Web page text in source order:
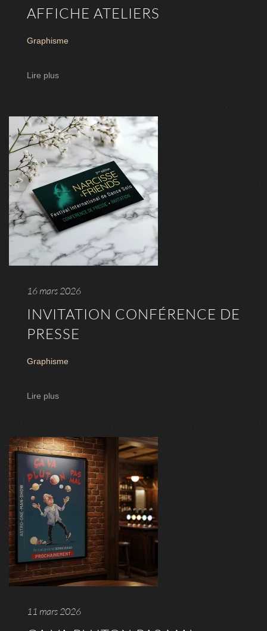
AFFICHE ATELIERS
Graphisme
Lire plus
16 mars 2026
INVITATION CONFÉRENCE DE
PRESSE
Graphisme
Lire plus
11 mars 2026